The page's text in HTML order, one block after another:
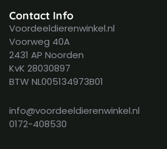
Contact Info
Voordeeldierenwinkel.nl
Voorweg 40A
2431 AP Noorden
KvK 28030897
BTW NL005134973B01
info@voordeeldierenwinkel.nl
0172-408530